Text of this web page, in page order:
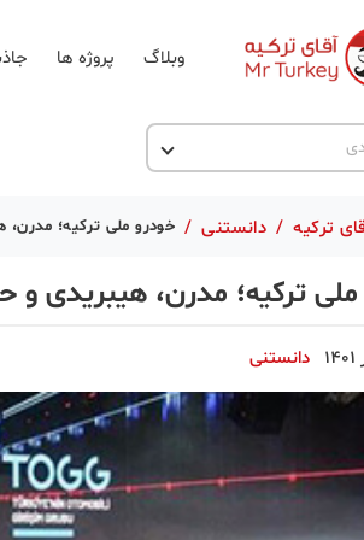
وبلاگ پروژه ها
ترکیه / دانستنی / خودرو ملی ترکیه؛
ملی ترکیه؛ مدرن، هیبریدی
دانستنی